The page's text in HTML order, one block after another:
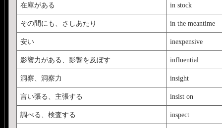
在庫がある in stock
その間にも、さしあたり in the meantime
安い inexpensive
影響力がある、影響を及ぼす influential
洞察、洞察力 insight
言い張る、主張する insist on
調べる、検査する inspect